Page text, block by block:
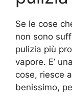
Se le cose
non sono
pulizia più
vapore. E’
cose, riesce
benissimo,